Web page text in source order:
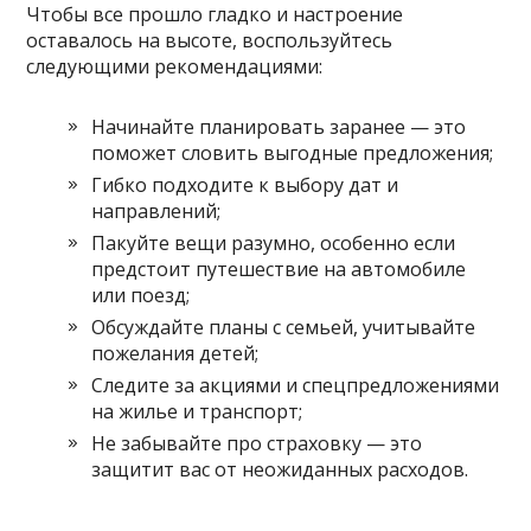
Чтобы все прошло гладко и настроение
оставалось на высоте, воспользуйтесь
следующими рекомендациями:
Начинайте планировать заранее — это
поможет словить выгодные предложения;
Гибко подходите к выбору дат и
направлений;
Пакуйте вещи разумно, особенно если
предстоит путешествие на автомобиле
или поезд;
Обсуждайте планы с семьей, учитывайте
пожелания детей;
Следите за акциями и спецпредложениями
на жилье и транспорт;
Не забывайте про страховку — это
защитит вас от неожиданных расходов.